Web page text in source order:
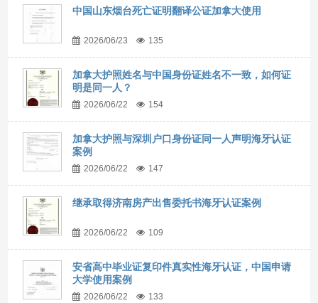
中国山东烟台死亡证明翻译公证加拿大使用
2026/06/23 135
加拿大护照姓名与中国身份证姓名不一致，如何证
明是同一人？
2026/06/22 154
加拿大护照与深圳户口身份证同一人声明海牙认证
案例
2026/06/22 147
继承取得济南房产出售委托书海牙认证案例
2026/06/22 109
安省高中毕业证复印件真实性海牙认证，中国申请
大学使用案例
2026/06/22 133